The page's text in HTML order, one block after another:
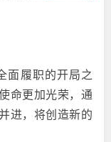
面履职的开局之
命更加光荣，通
进，将创造新的